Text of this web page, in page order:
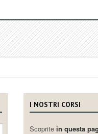
I NOSTRI CORSI
Scoprite in questa